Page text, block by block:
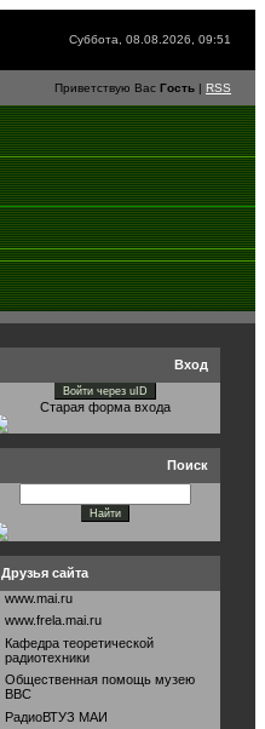
Суббота, 08.08.2026, 09:51
Приветствую Вас Гость | RSS
Вход
Войти через uID
Старая форма входа
Поиск
Друзья сайта
www.mai.ru
www.frela.mai.ru
Кафедра теоретической
радиотехники
Общественная помощь музею
ВВС
РадиоВТУЗ МАИ